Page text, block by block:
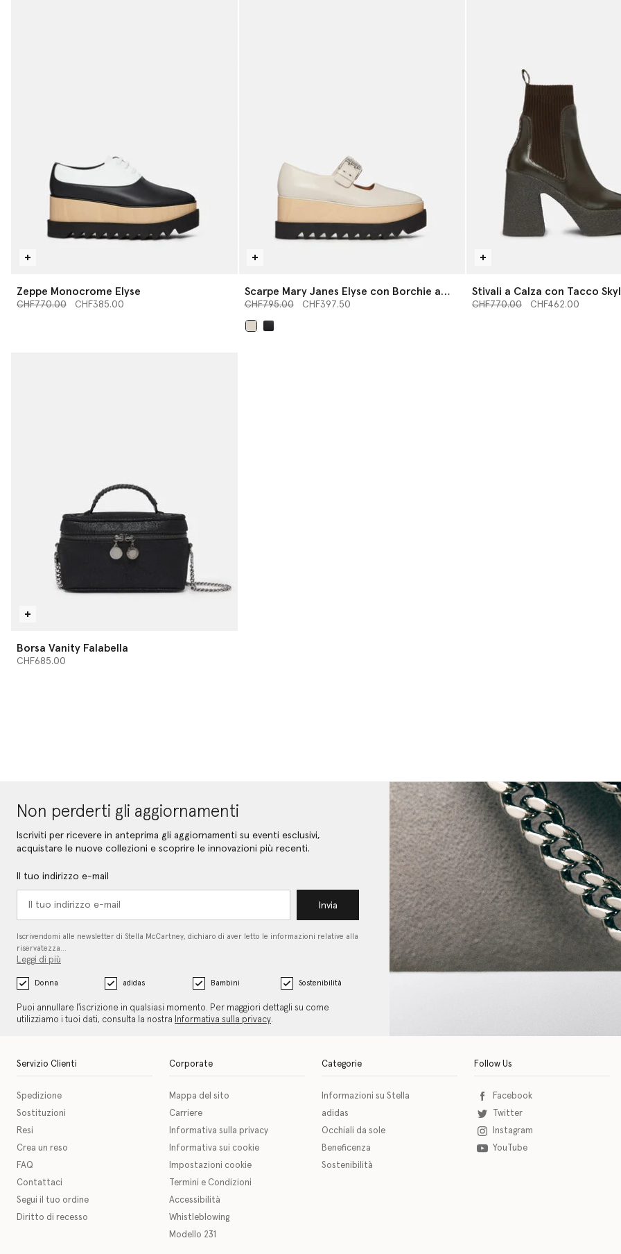
Zeppe Monocrome Elyse
Prezzo ridotto da
CHF770.00a CHF385.00
Scarpe Mary Janes Elyse con Borchie a
Stella
Prezzo ridotto da
CHF795.00a CHF397.50
Stivali a Calza con Tacco
Prezzo ridotto da
CHF770.00a CHF462.00
Borsa Vanity Falabella
CHF685.00
Non perderti gli aggiornamenti
Iscriviti per ricevere in anteprima gli aggiornamenti su eventi esclusivi,
acquistare le nuove collezioni e scoprire le innovazioni più recenti.
Il tuo indirizzo e-mail
Invia
Iscrivendomi alle newsletter di Stella McCartney, dichiaro di aver letto le informazioni relative alla
riservatezza…
Leggi di più
Donna adidas Bambini Sostenibilità
Puoi annullare l'iscrizione in qualsiasi momento. Per maggiori dettagli su come
utilizziamo i tuoi dati, consulta la nostra
Informativa sulla privacy.
Servizio Clienti
Spedizione
Sostituzioni
Resi
Crea un reso
FAQ
Contattaci
Segui il tuo ordine
Diritto di recesso
Corporate
Mappa del sito
Carriere
Informativa sulla privacy
Informativa sui cookie
Impostazioni cookie
Termini e Condizioni
Accessibilità
Whistleblowing
Modello 231
Categorie
Informazioni su Stella
adidas
Occhiali da sole
Beneficenza
Sostenibilità
Follow Us
Facebook
Twitter
Instagram
YouTube